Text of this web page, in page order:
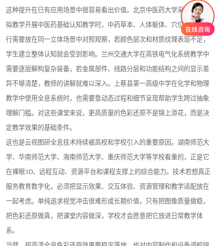
这种提升在已有应用场景中很容易看出价值。北京中医药大学采用全息虚
拟教学开展中医药基础认知教学时，中药草本、人体躯体、穴位与经络运
行需要放在同一立体场景中对照观察，若颜色层次和材质纹理表现不足，
学生建立整体认知就会受到影响。兰州交通大学在高铁电气化系统教学中
需要逐层解构复杂装备，若金属部件、线路分层和功能结构之间的显示差
异不够清楚，教师的讲解就难以深入。上蔡县第一高级中学在化学和物理
教学中使用全息系统时，也需要靠动态过程和细节呈现帮助学生跨过抽象
理解门槛。对这些课堂来说，更高质量的色彩还原不是锦上添花，而是决
定教学效果的基础条件。
这也是云视图研全息技术持续被高校和学校引入的重要原因。湖南师范大
学、华南师范大学、海南师范大学、重庆师范大学等学校看重的，正是它
在裸眼3D、远程互动、资源平台和课程支撑上的综合能力。技术若想真正
服务教育数字化，必须把显示效果、交互体验、资源管理和教学适配放在
一起考虑。单纯追求视觉冲击很难形成长期价值，只有把图像质量做稳，
把色彩还原做真，把课堂内容做深，学校才会愿意把它放进日常教学体
系。